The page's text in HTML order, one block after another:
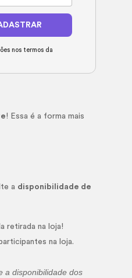
nos termos da
! Essa é a forma mais
a disponibilidade de
retirada na loja!
na loja.
a disponibilidade dos